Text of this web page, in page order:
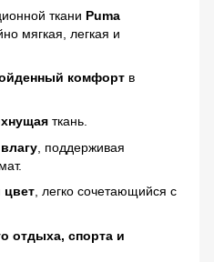
ткани Puma
мягкая, легкая и
комфорт в
ткань.
, поддерживая
цвет , легко сочетающийся с
отдыха, спорта и